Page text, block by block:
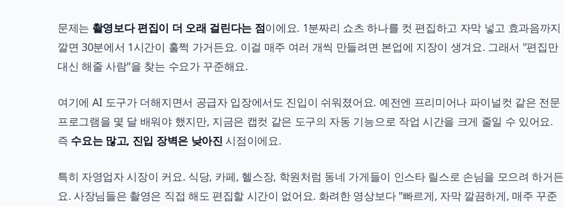
문제는 촬영보다 편집이 더 오래 걸린다는 점이에요. 1분짜리 쇼츠 하나를 컷 편집하고 자막 넣고 효과음까지
깔면 30분에서 1시간이 훌쩍 가거든요. 이걸 매주 여러 개씩 만들려면 본업에 지장이 생겨요. 그래서 "편집만
대신 해줄 사람"을 찾는 수요가 꾸준해요.
여기에 AI 도구가 더해지면서 공급자 입장에서도 진입이 쉬워졌어요. 예전엔 프리미어나 파이널컷 같은 전문
프로그램을 몇 달 배워야 했지만, 지금은 캡컷 같은 도구의 자동 기능으로 작업 시간을 크게 줄일 수 있어요.
즉 수요는 많고, 진입 장벽은 낮아진 시점이에요.
특히 자영업자 시장이 커요. 식당, 카페, 헬스장, 학원처럼 동네 가게들이 인스타 릴스로 손님을 모으려 하거든
요. 사장님들은 촬영은 직접 해도 편집할 시간이 없어요. 화려한 영상보다 "빠르게, 자막 깔끔하게, 매주 꾸준